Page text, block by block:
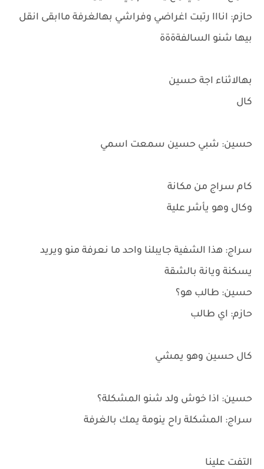
حازم: انااا رتبت اغراضي وفراشي بهالغرفة ماابقى انقل
بيها شنو السالفةةةة
بهالاثناء اجة حسين
كال
حسين: شبي حسين سمعت اسمي
كام سراج من مكانة
وكال وهو يأشر علية
سراج: هذا الشفية جايبلنا واحد ما نعرفة منو ويريد
يسكنة ويانة بالشقة
حسين: طالب هو؟
حازم: اي طالب
كال حسين وهو يمشي
حسين: اذا خوش ولد شنو المشكلة؟
سراج: المشكلة راح ينومة يمك بالغرفة
التفت علينا